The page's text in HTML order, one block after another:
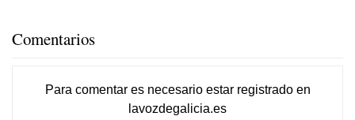
Comentarios
Para comentar es necesario estar registradoen
lavozdegalicia.es